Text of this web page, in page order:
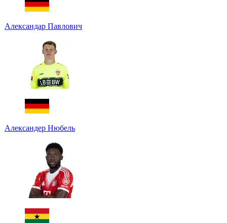
Александар Павлович
Александер Нюбель